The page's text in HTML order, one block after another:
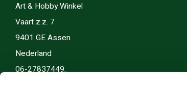
Art & Hobby Winkel
Vaart z.z. 7
9401 GE Assen
Nederland
06-27837449.